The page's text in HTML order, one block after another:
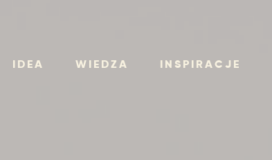
IDEA WIEDZA INSPIRACJE